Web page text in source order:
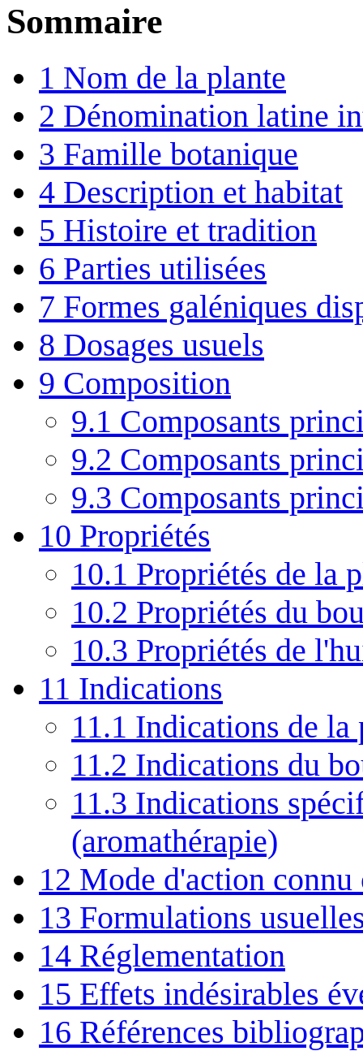
Sommaire
1 Nom de la plante
2 Dénomination latine
3 Famille botanique
4 Description et habitat
5 Histoire et tradition
6 Parties utilisées
7 Formes galéniques
8 Dosages usuels
9 Composition
9.1 Composants
9.2 Composants
9.3 Composants
10 Propriétés
10.1 Propriétés de la
10.2 Propriétés du
10.3 Propriétés de
11 Indications
11.1 Indications de la
11.2 Indications du
11.3 Indications
(aromathérapie)
12 Mode d'action connu
13 Formulations
14 Réglementation
15 Effets indésirables
16 Références